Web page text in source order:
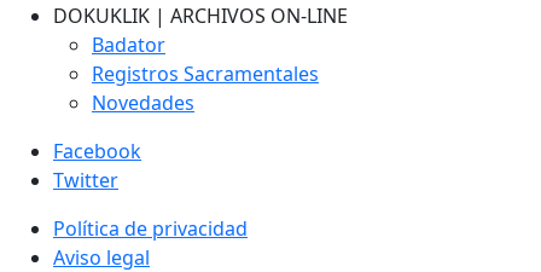
DOKUKLIK | ARCHIVOS ON-LINE
Badator
Registros Sacramentales
Novedades
Facebook
Twitter
Política de privacidad
Aviso legal